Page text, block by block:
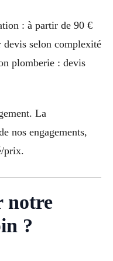
: à partir de 90 €
devis selon complexité
plomberie : devis
La
nos engagements,
prix.
notre
?